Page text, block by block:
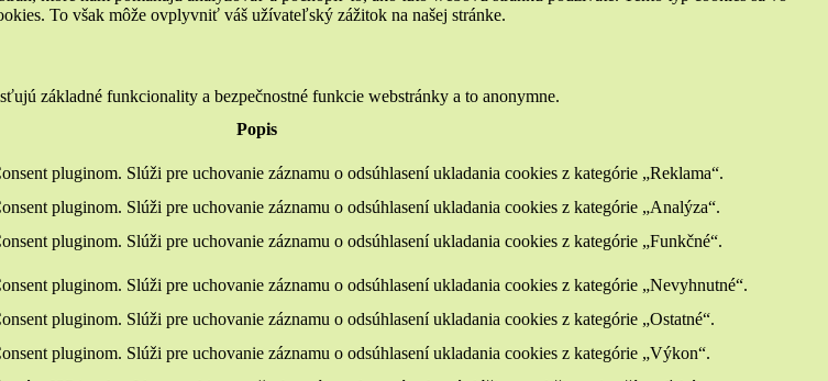
To však môže ovplyvniť váš užívateľský zážitok na našej stránke.
základné funkcionality a bezpečnostné funkcie webstránky a to anonymne.
Popis
pluginom. Slúži pre uchovanie záznamu o odsúhlasení ukladania cookies z kategórie „Reklama“.
pluginom. Slúži pre uchovanie záznamu o odsúhlasení ukladania cookies z kategórie „Analýza“.
pluginom. Slúži pre uchovanie záznamu o odsúhlasení ukladania cookies z kategórie „Funkčné“.
pluginom. Slúži pre uchovanie záznamu o odsúhlasení ukladania cookies z kategórie „Nevyhnutné“.
pluginom. Slúži pre uchovanie záznamu o odsúhlasení ukladania cookies z kategórie „Ostatné“.
pluginom. Slúži pre uchovanie záznamu o odsúhlasení ukladania cookies z kategórie „Výkon“.